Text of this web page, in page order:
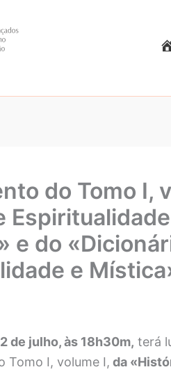
T
do Tomo I,
e do
e
2 de julho, às 18h30m, terá
Tomo I, volume I, da